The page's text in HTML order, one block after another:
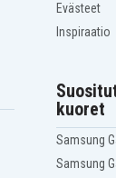
Evästeet
Inspiraatio
kuoret
Samsung
Samsung